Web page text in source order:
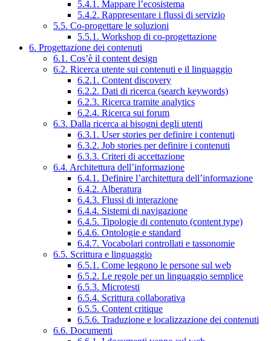
5.4.1. Mappare l’ecosistema
5.4.2. Rappresentare i flussi di servizio
5.5. Co-progettare le soluzioni
5.5.1. Workshop di co-progettazione
6. Progettazione dei contenuti
6.1. Cos’è il content design
6.2. Ricerca utente sui contenuti e il linguaggio
6.2.1. Content discovery
6.2.2. Dati di ricerca (search keywords)
6.2.3. Ricerca tramite analytics
6.2.4. Ricerca sui forum
6.3. Dalla ricerca ai bisogni degli utenti
6.3.1. User stories per definire i contenuti
6.3.2. Job stories per definire i contenuti
6.3.3. Criteri di accettazione
6.4. Architettura dell’informazione
6.4.1. Definire l’architettura dell’informazione
6.4.2. Alberatura
6.4.3. Flussi di interazione
6.4.4. Sistemi di navigazione
6.4.5. Tipologie di contenuto (content type)
6.4.6. Ontologie e standard
6.4.7. Vocabolari controllati e tassonomie
6.5. Scrittura e linguaggio
6.5.1. Come leggono le persone sul web
6.5.2. Le regole per un linguaggio semplice
6.5.3. Microtesti
6.5.4. Scrittura collaborativa
6.5.5. Content critique
6.5.6. Traduzione e localizzazione dei contenuti
6.6. Documenti